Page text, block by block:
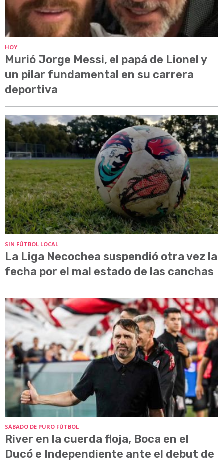
HOY
Murió Jorge Messi, el papá de Lionel y
un pilar fundamental en su carrera
deportiva
SIN FÚTBOL LOCAL
La Liga Necochea suspendió otra vez la
fecha por el mal estado de las canchas
SÁBADO DE PURO FÚTBOL
River en la cuerda floja, Boca en el
Ducó e Independiente ante el debut de